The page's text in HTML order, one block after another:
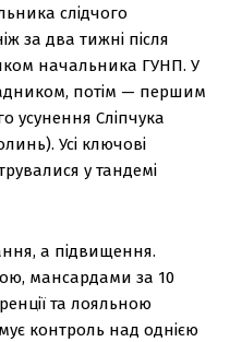
слідчого
за два тижні після
начальника ГУНП. У
потім — першим
усунення Сліпчука
Усі ключові
у тандемі
а підвищення.
мансардами за 10
та лояльною
контроль над однією